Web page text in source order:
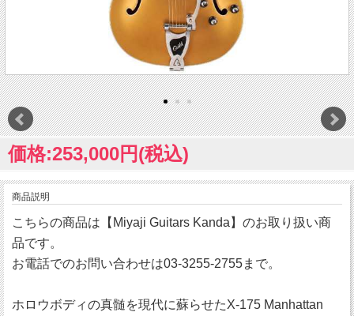
価格:253,000円(税込)
商品説明
こちらの商品は【Miyaji Guitars Kanda】のお取り扱い商
品です。
お電話でのお問い合わせは03-3255-2755まで。
ホロウボディの真髄を現代に蘇らせたX-175 Manhattan